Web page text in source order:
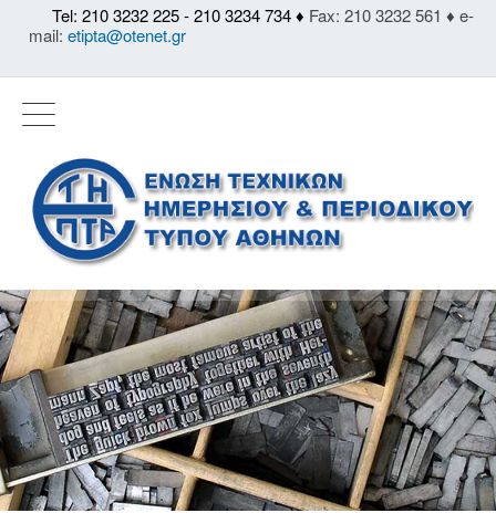
Tel: 210 3232 225 - 210 3234 734 ♦ Fax: 210 3232 561 ♦ e-
mail: etipta@otenet.gr